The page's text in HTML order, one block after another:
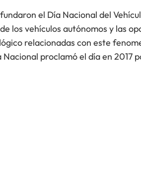
el Día Nacional del
los vehículos autónomos y las
relacionadas con este
proclamó el día en 2017